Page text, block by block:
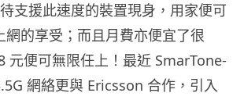
支援此速度的裝置現身，用家便可
網的享受；而且月費亦便宜了很
元便可無限任上！最近 SmarTone-
網絡更與 Ericsson 合作，引入